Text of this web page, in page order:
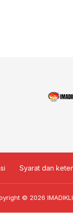
Syarat dan
© 2026